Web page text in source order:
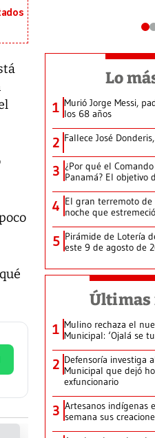
Lo
1 Murió Jorge Messi,
los 68 años
2 Fallece José
3 ¿Por qué el
Panamá? El objetivo
4 El gran terremoto
noche que
5 Pirámide de Lotería
este 9 de agosto de
Últimas
1 Mulino rechaza el
Municipal: ‘Ojalá se
2 Defensoría investiga
Municipal que dejó
exfuncionario
3 Artesanos indígenas
semana sus